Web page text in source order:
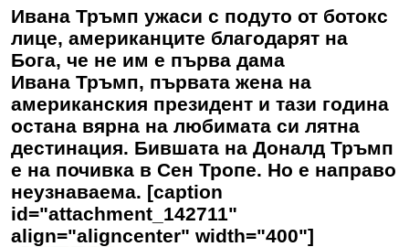
Ивана Тръмп ужаси с подуто от ботокс
лице, американците благодарят на
Бога, че не им е първа дама
Ивана Тръмп, първата жена на
американския президент и тази година
остана вярна на любимата си лятна
дестинация. Бившата на Доналд Тръмп
е на почивка в Сен Тропе. Но е направо
неузнаваема. [caption
id="attachment_142711"
align="aligncenter" width="400"]